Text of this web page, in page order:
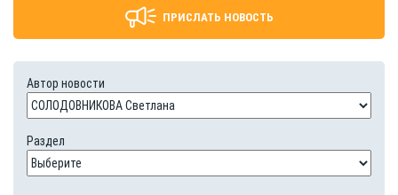
ПРИСЛАТЬ НОВОСТЬ
Автор новости
Раздел